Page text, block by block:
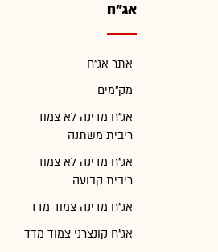
אג"ח
אתר אג"ח
מק"מים
אג"ח מדינה לא צמוד
ריבית משתנה
אג"ח מדינה לא צמוד
ריבית קבועה
אג"ח מדינה צמוד מדד
אג"ח קונצרני צמוד מדד